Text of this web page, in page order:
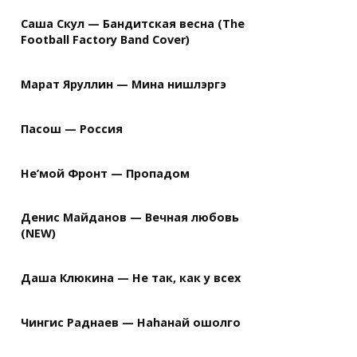
Саша Скул — Бандитская весна (The
Football Factory Band Cover)
Марат Яруллин — Мина нишлэргэ
Пасош — Россия
Не’мой Фронт — Пропадом
Денис Майданов — Вечная любовь
(NEW)
Даша Клюкина — Не так, как у всех
Чингис Раднаев — Наhанай ошолго